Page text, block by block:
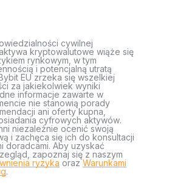
cywilnej
kryptowalutowe wiąże się
rynkowym, w tym
i potencjalną utratą
EU zrzeka się wszelkiej
za jakiekolwiek wyniki
informacje zawarte w
nie stanowią porady
ani oferty kupna,
cyfrowych aktywów.
niezależnie ocenić swoją
i zachęca się ich do konsultacji
doradcami. Aby uzyskać
zapoznaj się z naszym
ryzyka orazWarunkami
.